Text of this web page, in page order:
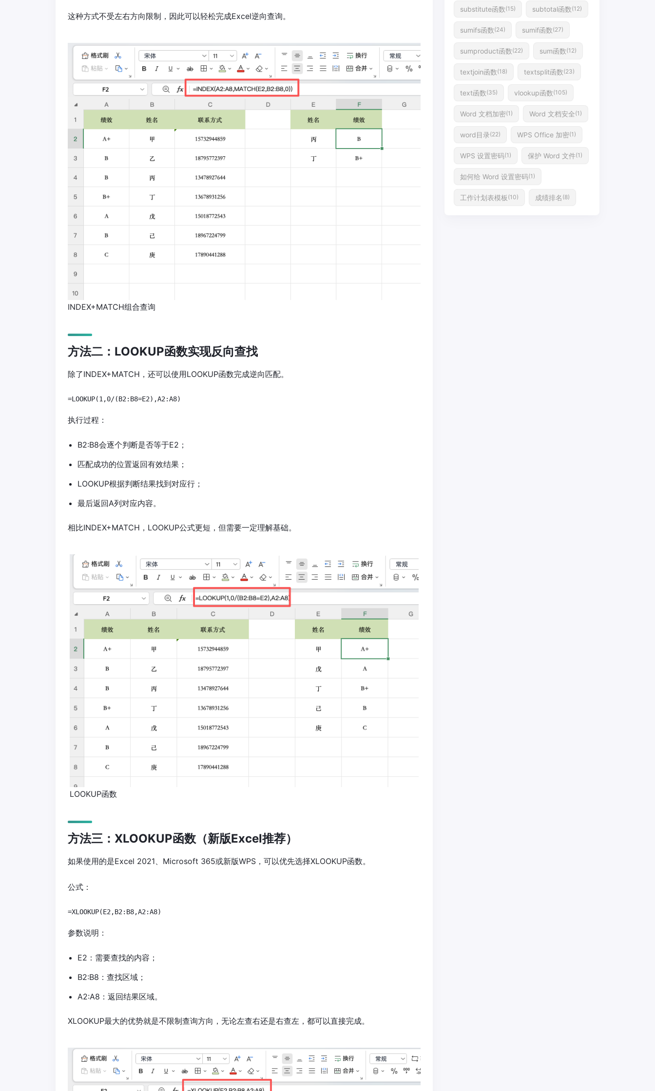
这种方式不受左右方向限制，因此可以轻松完成Excel逆向查询。
INDEX+MATCH组合查询
方法二：LOOKUP函数实现反向查找
除了INDEX+MATCH，还可以使用LOOKUP函数完成逆向匹配。
=LOOKUP(1,0/(B2:B8=E2),A2:A8)
执行过程：
B2:B8会逐个判断是否等于E2；
匹配成功的位置返回有效结果；
LOOKUP根据判断结果找到对应行；
最后返回A列对应内容。
相比INDEX+MATCH，LOOKUP公式更短，但需要一定理解基础。
LOOKUP函数
方法三：XLOOKUP函数（新版Excel推荐）
如果使用的是Excel 2021、Microsoft 365或新版WPS，可以优先选择XLOOKUP函数。
公式：
=XLOOKUP(E2,B2:B8,A2:A8)
参数说明：
E2：需要查找的内容；
B2:B8：查找区域；
A2:A8：返回结果区域。
XLOOKUP最大的优势就是不限制查询方向，无论左查右还是右查左，都可以直接完成。
substitute函数(15) subtotal函数(12)
sumifs函数(24) sumif函数(27)
sumproduct函数(22) sum函数(12)
textjoin函数(18) textsplit函数(23)
text函数(35) vlookup函数(105)
Word 文档加密(1) Word 文档安全(1)
word目录(22) WPS Office 加密(1)
WPS 设置密码(1) 保护 Word 文件(1)
如何给 Word 设置密码(1)
工作计划表模板 (10) 成绩排名 (8)